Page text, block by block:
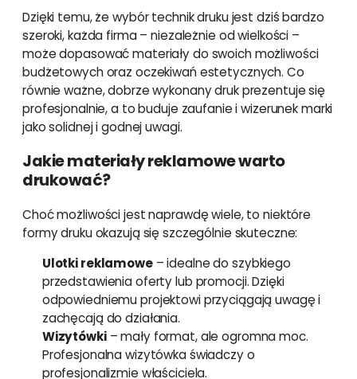
Dzięki temu, że wybór technik druku jest dziś bardzo
szeroki, każda firma – niezależnie od wielkości –
może dopasować materiały do swoich możliwości
budżetowych oraz oczekiwań estetycznych. Co
równie ważne, dobrze wykonany druk prezentuje się
profesjonalnie, a to buduje zaufanie i wizerunek marki
jako solidnej i godnej uwagi.
Jakie materiały reklamowe warto
drukować?
Choć możliwości jest naprawdę wiele, to niektóre
formy druku okazują się szczególnie skuteczne:
Ulotki reklamowe– idealne do szybkiego
przedstawienia oferty lub promocji. Dzięki
odpowiedniemu projektowi przyciągają uwagę i
zachęcają do działania.
Wizytówki– mały format, ale ogromna moc.
Profesjonalna wizytówka świadczy o
profesjonalizmie właściciela.